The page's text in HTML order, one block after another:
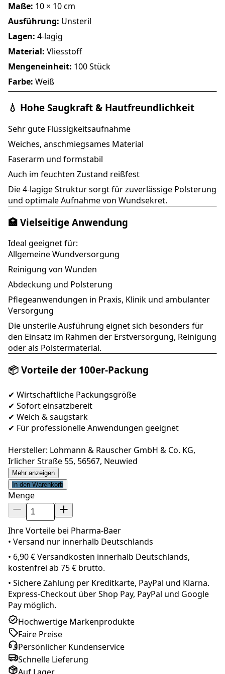
Maße: 10 × 10 cm
Ausführung: Unsteril
Lagen: 4-lagig
Material: Vliesstoff
Mengeneinheit: 100 Stück
Farbe: Weiß
💧 Hohe Saugkraft & Hautfreundlichkeit
Sehr gute Flüssigkeitsaufnahme
Weiches, anschmiegsames Material
Faserarm und formstabil
Auch im feuchten Zustand reißfest
Die 4-lagige Struktur sorgt für zuverlässige Polsterung
und optimale Aufnahme von Wundsekret.
🏥 Vielseitige Anwendung
Ideal geeignet für:
Allgemeine Wundversorgung
Reinigung von Wunden
Abdeckung und Polsterung
Pflegeanwendungen in Praxis, Klinik und ambulanter
Versorgung
Die unsterile Ausführung eignet sich besonders für
den Einsatz im Rahmen der Erstversorgung, Reinigung
oder als Polstermaterial.
📦 Vorteile der 100er-Packung
✔ Wirtschaftliche Packungsgröße
✔ Sofort einsatzbereit
✔ Weich & saugstark
✔ Für professionelle Anwendungen geeignet
Hersteller: Lohmann & Rauscher GmbH & Co. KG,
Irlicher Straße 55, 56567, Neuwied
Mehr anzeigen
In den Warenkorb
Menge
Ihre Vorteile bei Pharma-Baer
• Versand nur innerhalb Deutschlands
• 6,90 € Versandkosten innerhalb Deutschlands,
kostenfrei ab 75 € brutto.
• Sichere Zahlung per Kreditkarte, PayPal und Klarna.
Express-Checkout über Shop Pay, PayPal und Google
Pay möglich.
Hochwertige Markenprodukte
Faire Preise
Persönlicher Kundenservice
Schnelle Lieferung